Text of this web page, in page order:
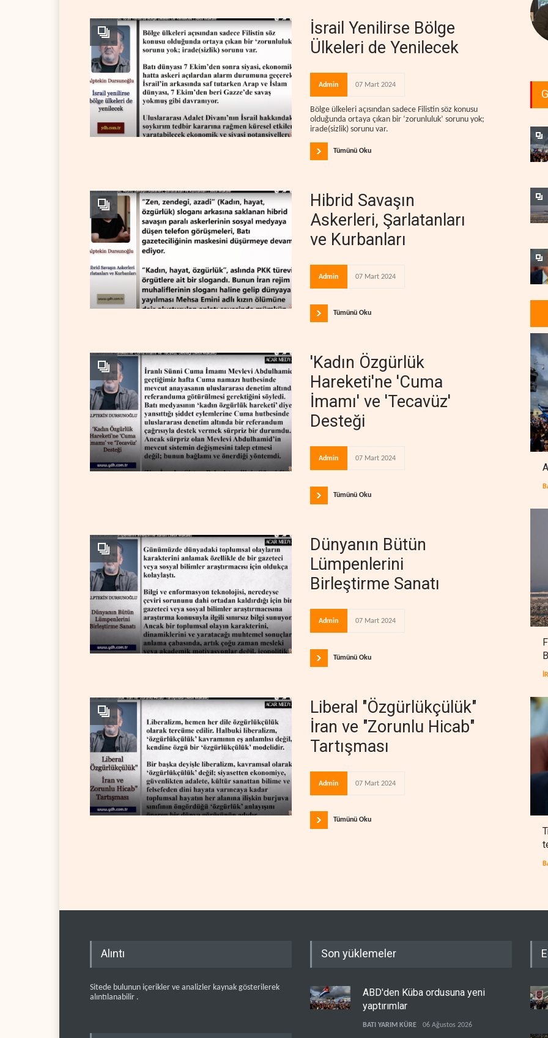
İsrail Yenilirse Bölge
Ülkeleri de Yenilecek
Admin 07 Mart 2024
Bölge ülkeleri açısından sadece Filistin söz konusu
olduğunda ortaya çıkan bir ‘zorunluluk’ sorunu yok;
irade(sizlik) sorunu var.
Tümünü Oku
Hibrid Savaşın
Askerleri, Şarlatanları
ve Kurbanları
Admin 07 Mart 2024
Tümünü Oku
'Kadın Özgürlük
Hareketi'ne 'Cuma
İmamı' ve 'Tecavüz'
Desteği
Admin 07 Mart 2024
Tümünü Oku
Dünyanın Bütün
Lümpenlerini
Birleştirme Sanatı
Admin 07 Mart 2024
Tümünü Oku
Liberal "Özgürlükçülük"
İran ve "Zorunlu Hicab"
Tartışması
Admin 07 Mart 2024
Tümünü Oku
Alıntı
Sitede bulunun içerikler ve analizler kaynak gösterilerek
alıntılanabilir .
Son yüklemeler
ABD'den Küba ordusuna yeni
yaptırımlar
BATI YARIM KÜRE 06 Ağustos 2026